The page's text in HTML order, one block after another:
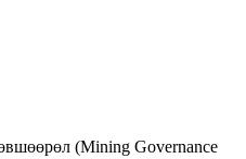
(Mining Governance